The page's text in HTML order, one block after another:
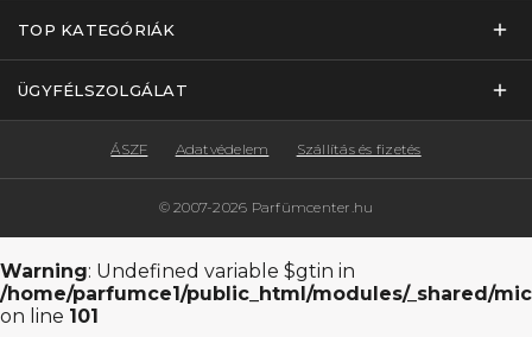
TOP KATEGÓRIÁK
ÜGYFÉLSZOLGÁLAT
© 2007-2026 Parfümcenter.hu
ÁSZF Adatvédelem Szállítás és fizetés
Warning: Undefined variable $gtin in
/home/parfumce1/public_html/modules/_shared/
on line 101